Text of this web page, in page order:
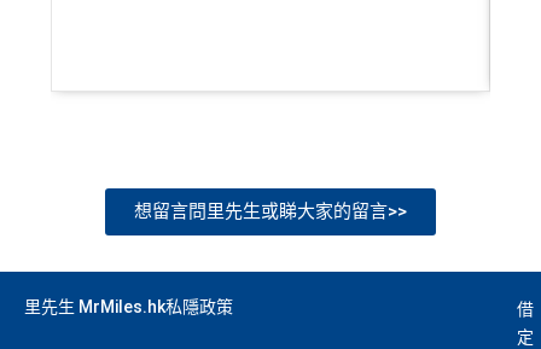
想留言問里先生或睇大家的留言>>
里先生 MrMiles.hk私隱政策
借
定